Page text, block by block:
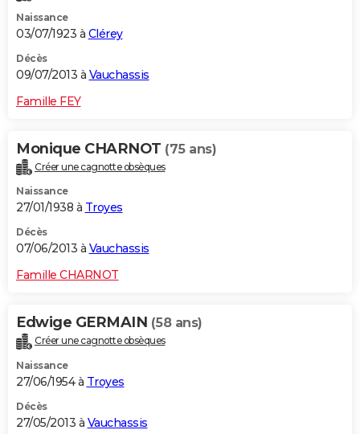
Naissance
03/07/1923 à Clérey
Décès
09/07/2013 à Vauchassis
Famille FEY
Monique CHARNOT (75 ans)
Créer une cagnotte obsèques
Naissance
27/01/1938 à Troyes
Décès
07/06/2013 à Vauchassis
Famille CHARNOT
Edwige GERMAIN (58 ans)
Créer une cagnotte obsèques
Naissance
27/06/1954 à Troyes
Décès
27/05/2013 à Vauchassis